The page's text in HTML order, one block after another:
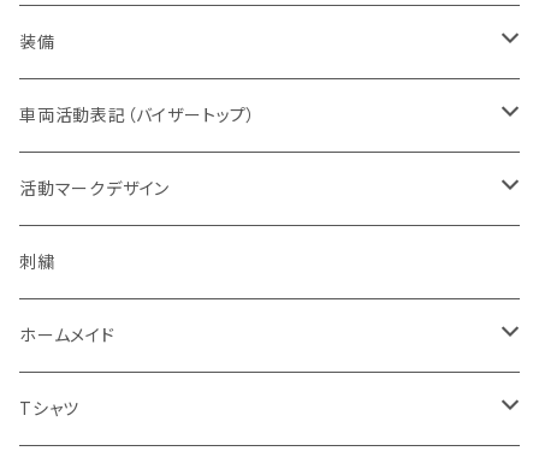
黄色系
キャップ・帽子
ベージュ系
バッジ
パッチ（ワッペン）
キャップ・帽子
取扱権利（販売など）
オフィスウエア
パブ衣装
ナイトウエア
ステージ衣装
スポーツウエア
ドライウエア
メンズ
ベスト
帽子
ベルト
バッグ
ポーチ
ブーツ
装備
ヘルメット
デルタブランド
乗車型
キャップ
刺繍
シルク印刷
フェイスマスク
メガネ
ショール
車両活動表記（バイザートップ）
緊急時表示
警戒表示
オリジナル
通信
活動マークデザイン
活動チームマーク
刺繍
ホームメイド
エスコートエンジェル
Tシャツ